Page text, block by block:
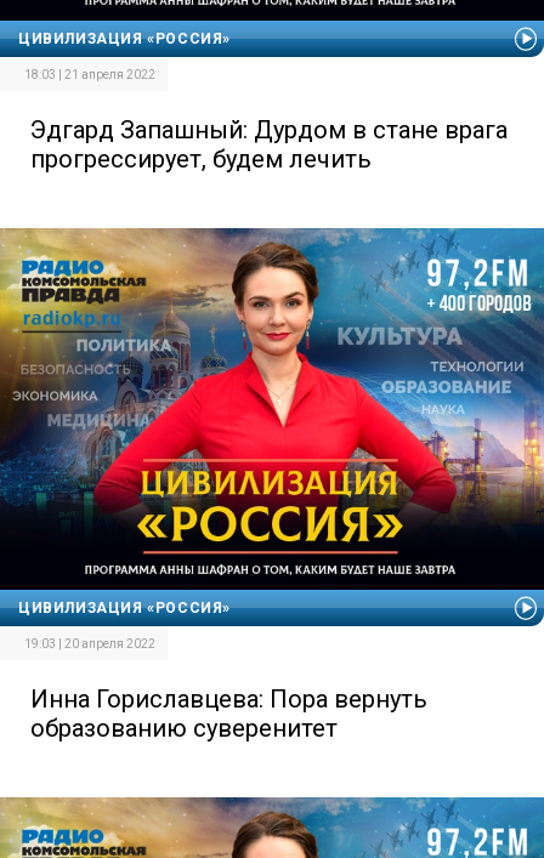
ЦИВИЛИЗАЦИЯ «РОССИЯ»
18:03 | 21 апреля 2022
Эдгард Запашный: Дурдом в стане врага
прогрессирует, будем лечить
ЦИВИЛИЗАЦИЯ «РОССИЯ»
19:03 | 20 апреля 2022
Инна Гориславцева: Пора вернуть
образованию суверенитет